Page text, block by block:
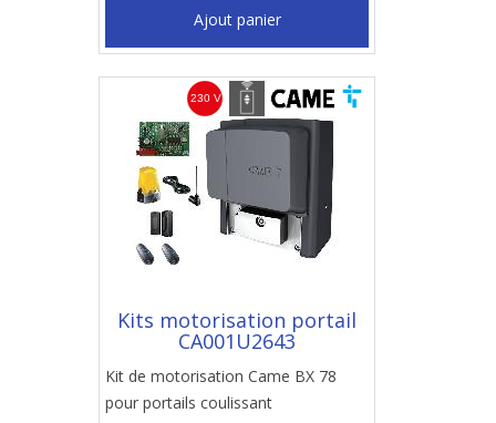
Ajout panier
Kits motorisation portail
CA001U2643
Kit de motorisation Came BX 78
pour portails coulissant